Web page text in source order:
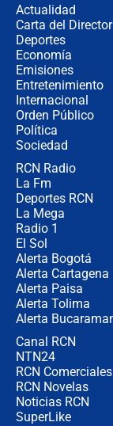
Actualidad
Carta del Director
Deportes
Economía
Emisiones
Entretenimiento
Internacional
Orden Público
Política
Sociedad
RCN Radio
La Fm
Deportes RCN
La Mega
Radio 1
El Sol
Alerta Bogotá
Alerta Cartagena
Alerta Paisa
Alerta Tolima
Alerta
Canal RCN
NTN24
RCN Comerciales
RCN Novelas
Noticias RCN
SuperLike